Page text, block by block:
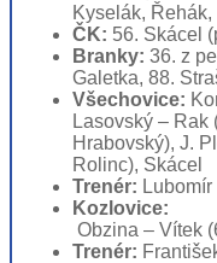
Kyselák,
ČK: 56. Skácel
Branky: 36. z
Galetka, 88.
Všechovice:
Lasovský – Rak
Hrabovský), J.
Rolinc), Skácel
Trenér:
Kozlovice:
Obzina – Vítek
Trenér: